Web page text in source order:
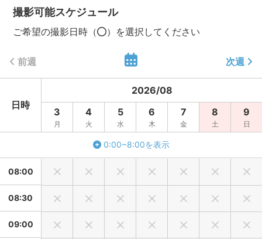
撮影可能スケジュール
ご希望の撮影日時（ ）を選択してください
前週 次週
日時
2026/08
3
月
4
火
5
水
6
木
7
金
8
土
9
日
0:00~8:00を表示
08:00
08:30
09:00